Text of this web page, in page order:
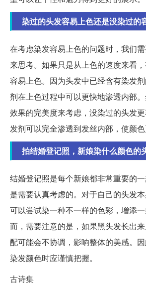
染过的头发容易上色还是没染过的
在考虑染发容易上色的问题时，我们
来思考。如果只是从上色的速度来看
容易上色。因为头发中已经含有染发
剂在上色过程中可以更快地渗透内部
效果的完美度来考虑，没染过的头发
发剂可以完全渗透到发丝内部，使颜色
拍结婚登记照，新娘染什么颜色的
结婚登记照是每个新娘都非常重要的
是需要认真考虑的。对于自己的头发
可以尝试染一种不一样的色彩，增添
而，需要注意的是，如果黑头发长出
配可能会不协调，影响整体的美感。
染发颜色时应谨慎把握。
古诗集